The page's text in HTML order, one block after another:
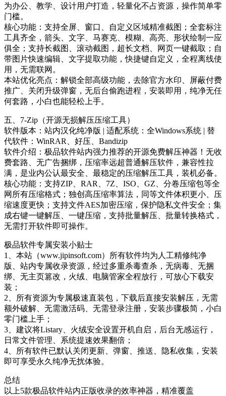
为办公、教学、设计用户打造，轻量化不占资源，操作简单零
门槛。
核心功能：支持全屏、窗口、自定义区域精准截图；全套标注
工具齐全，箭头、文字、马赛克、模糊、高亮、形状绘制一应
俱全；支持长截图、滚动截图，超长文档、网页一键截取；自
带图片快速编辑、文字提取功能，快捷键自定义，全程离线使
用，无需联网。
本站优化亮点：解锁全部高级功能，去除官方水印、屏蔽付费
推广、关闭升级弹窗，无后台偷跑进程，安装即用，纯净无任
何套路，小白也能轻松上手。
五、7-Zip（开源无损解压压缩工具）
软件版本：站内汉化纯净版 | 适配系统：全Windows系统 | 替
代软件：WinRAR、好压、Bandizip
软件介绍：极品软件站内强力推荐的开源免费解压神器！无收
费套路、无广告捆绑，压缩率远超普通解压软件，兼容性拉
满，是业内公认最安全、最稳定的压缩解压工具，装机必备。
核心功能：支持ZIP、RAR、7Z、ISO、GZ、分卷压缩包等全
网所有压缩格式；独创高压缩率算法，同等文件体积更小、压
缩速度更快；支持文件AES加密压缩，保护隐私文件安全；集
成右键一键解压、一键压缩，支持批量解压、批量转换格式，
无需打开软件即可操作。
极品软件专属安装小贴士
1、本站（www.jipinsoft.com）所有软件均为人工精修纯净
版、站内专属收录资源，经过多重杀毒查杀，无病毒、无捆
绑、无主页篡改，火绒、电脑管家全程放行，可放心下载安
装；
2、所有资源为专属极速直装包，下载后直接安装解压，无需
额外破解、无需激活码、无需登录注册，安装步骤极简，小白
零门槛上手；
3、建议将Listary、火绒安全设置开机自启，后台无感运行，
日常文件管理、系统提速效果翻倍；
4、所有软件已默认关闭更新、弹窗、推送、隐私收集，安装
即可享受永久纯净无扰体验。
总结
以上5款极品软件站内正版收录的效率神器，精准覆盖